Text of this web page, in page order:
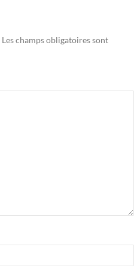
Les champs obligatoires sont